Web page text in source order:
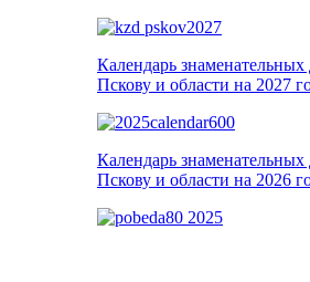
Календарь знаменательных
Пскову и области на 2027
Календарь знаменательных
Пскову и области на 2026